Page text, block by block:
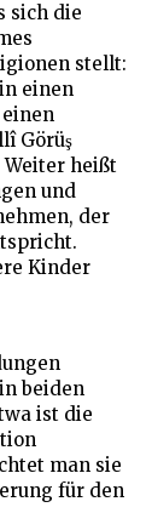
sich die
stellt:
einen
Görüş
heißt
und
der
Kinder
beiden
ist die
man sie
für den